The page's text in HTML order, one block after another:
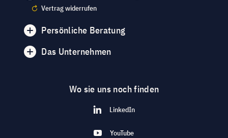
Vertrag widerrufen
Persönliche Beratung
Das Unternehmen
Wo sie uns noch finden
LinkedIn
YouTube